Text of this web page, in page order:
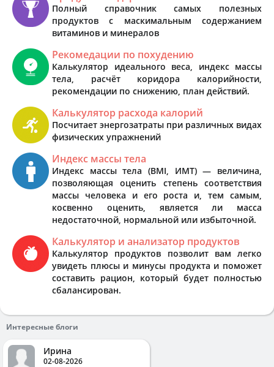
Полный справочник самых полезных
продуктов с маскимальным содержанием
витаминов и минералов
Рекомедации по похудению
Калькулятор идеального веса, индекс массы
тела, расчёт коридора калорийности,
рекомендации по снижению, план действий.
Калькулятор расхода калорий
Посчитает энергозатраты при различных видах
физических упражнений
Индекс массы тела
Индекс массы тела (BMI, ИМТ) — величина,
позволяющая оценить степень соответствия
массы человека и его роста и, тем самым,
косвенно оценить, является ли масса
недостаточной, нормальной или избыточной.
Калькулятор и анализатор продуктов
Калькулятор продуктов позволит вам легко
увидеть плюсы и минусы продукта и поможет
составить рацион, который будет полностью
сбалансирован.
Интересные блоги
Ирина
02-08-2026